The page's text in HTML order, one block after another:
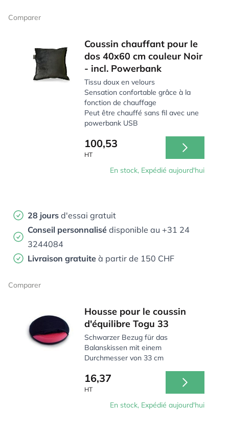
Comparer
Coussin chauffant pour le
dos 40x60 cm couleur Noir
- incl. Powerbank
Tissu doux en velours
Sensation confortable grâce à la
fonction de chauffage
Peut être chauffé sans fil avec une
powerbank USB
100,53
HT
En stock, Expédié aujourd'hui
28 jours d'essai gratuit
Conseil personnalisé disponible au +31 24
3244084
Livraison gratuite à partir de 150 CHF
Comparer
Housse pour le coussin
d'équilibre Togu 33
Schwarzer Bezug für das
Balanskissen mit einem
Durchmesser von 33 cm
16,37
HT
En stock, Expédié aujourd'hui